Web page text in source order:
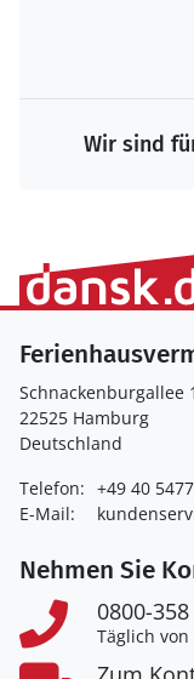
Wir sind
Schnackenburgallee
22525 Hamburg
Deutschland
Telefon: +49 40
E-Mail:
Nehmen Sie
0800-
Täglich